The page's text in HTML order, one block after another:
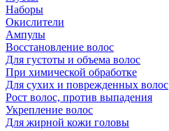
Наборы
Окислители
Ампулы
Восстановление волос
Для густоты и объема волос
При химической обработке
Для сухих и поврежденных волос
Рост волос, против выпадения
Укрепление волос
Для жирной кожи головы